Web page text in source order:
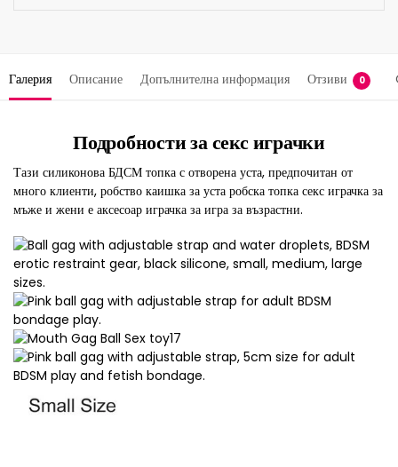
Галерия Описание Допълнителна информация Отзиви 0
Подробности за секс играчки
Тази силиконова БДСМ топка с отворена уста, предпочитан от
много клиенти, робство каишка за уста робска топка секс играчка за
мъже и жени е аксесоар играчка за игра за възрастни.